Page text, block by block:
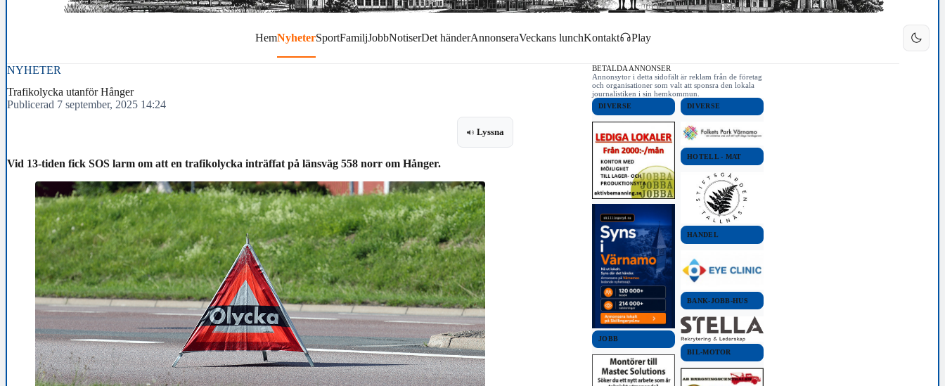
HemNyheterSportFamiljJobbNotiserDet händerAnnonseraVeckans lunchKontakt Play
NYHETER
Trafikolycka utanför Hånger
Publicerad 7 september, 2025 14:24
Lyssna
Vid 13-tiden fick SOS larm om att en trafikolycka inträffat på länsväg 558 norr om Hånger.
BETALDA ANNONSER
Annonsytor i detta sidofält är reklam från de företag
och organisationer som valt att sponsra den lokala
journalistiken i sin hemkommun.
DIVERSE
JOBB
DIVERSE
HOTELL - MAT
HANDEL
BANK-JOBB-HUS
BIL-MOTOR